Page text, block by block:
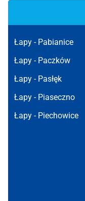
Łapy - Pabianice
Łapy - Paczków
Łapy - Pasłęk
Łapy - Piaseczno
Łapy - Piechowice